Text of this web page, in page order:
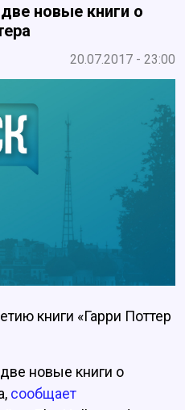
новые книги о
20.07.2017 - 23:00
книги «Гарри Поттер
новые книги о
сообщает